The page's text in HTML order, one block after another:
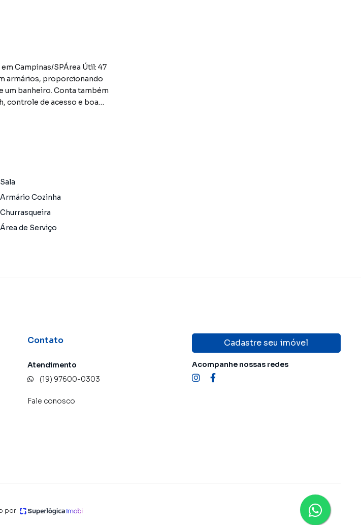
Campinas/SPÁrea Útil: 47
armários, proporcionando
um banheiro. Conta também
controle de acesso e boa
CRECI 25359J **OBS:
Sala
Armário Cozinha
Churrasqueira
Área de Serviço
Contato
Atendimento
(19) 97600-0303
Fale conosco
Cadastre seu imóvel
Acompanhe nossas redes
por